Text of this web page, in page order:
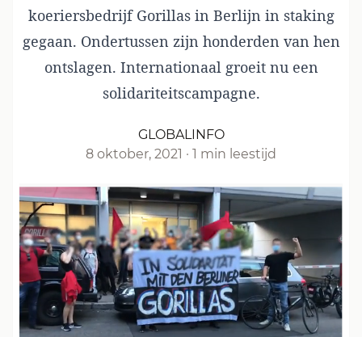
koeriersbedrijf Gorillas in Berlijn in staking
gegaan. Ondertussen zijn honderden van hen
ontslagen. Internationaal groeit nu een
solidariteitscampagne.
GLOBALINFO
8 oktober, 2021 · 1 min leestijd